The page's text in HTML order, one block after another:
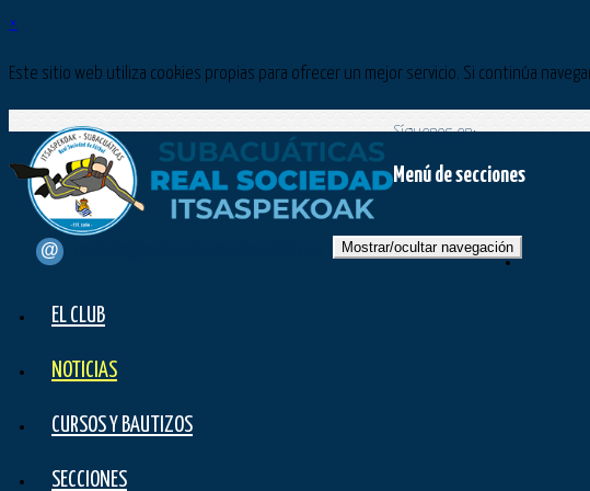
×
Este sitio web utiliza cookies propias para ofrecer un mejor servicio. Si continúa
Síguenos en:
Menú de secciones
Mostrar/ocultar navegación
EL CLUB
NOTICIAS
CURSOS Y BAUTIZOS
SECCIONES